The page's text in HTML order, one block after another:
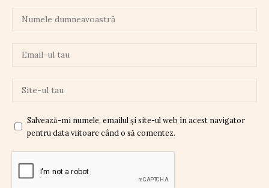
Salvează-mi numele, emailul și site-ul web în acest navigator
pentru data viitoare când o să comentez.